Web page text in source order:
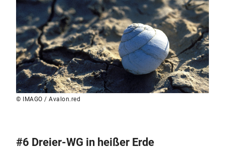
© IMAGO / Avalon.red
#6 Dreier-WG in heißer Erde